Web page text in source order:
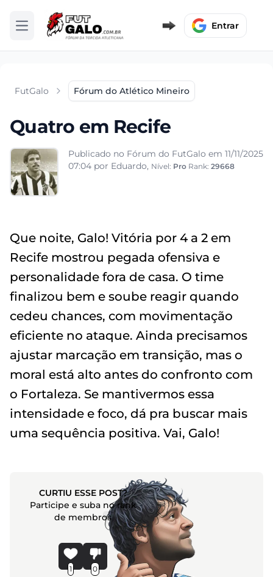
Abrir menu Entrar
FutGalo Fórum do Atlético Mineiro
Quatro em Recife
Publicado no Fórum do FutGalo em 11/11/2025
07:04 por Eduardo, Nível: Pro Rank: 29668
Que noite, Galo! Vitória por 4 a 2 em
Recife mostrou pegada ofensiva e
personalidade fora de casa. O time
finalizou bem e soube reagir quando
cedeu chances, com movimentação
eficiente no ataque. Ainda precisamos
ajustar marcação em transição, mas o
moral está alto antes do confronto com
o Fortaleza. Se mantivermos essa
intensidade e foco, dá pra buscar mais
uma sequência positiva. Vai, Galo!
CURTIU ESSE POST?
Participe e suba no rank
de membros
1 0